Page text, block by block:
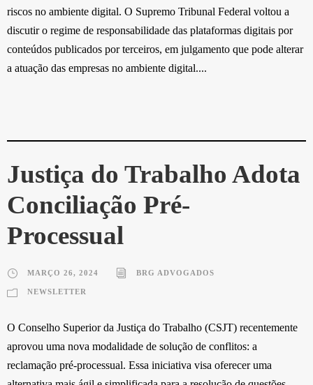
riscos no ambiente digital. O Supremo Tribunal Federal voltou a
discutir o regime de responsabilidade das plataformas digitais por
conteúdos publicados por terceiros, em julgamento que pode alterar
a atuação das empresas no ambiente digital....
Justiça do Trabalho Adota
Conciliação Pré-
Processual
MARÇO 26, 2024 BRG ADVOGADOS
NEWSLETTER
O Conselho Superior da Justiça do Trabalho (CSJT) recentemente
aprovou uma nova modalidade de solução de conflitos: a
reclamação pré-processual. Essa iniciativa visa oferecer uma